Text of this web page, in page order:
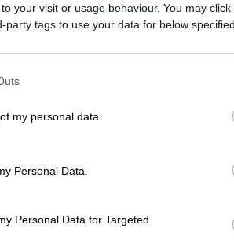
your visit or usage behaviour. You may
tags to use your data for below
my personal data.
Personal Data.
Personal Data for Targeted
καταθέσεις από
ανήλικη, όπως και οι
αλκοόλ σε κατάστημα στο
ή άλλου είδους
Υπηρεσία.
ειδοποιεί την